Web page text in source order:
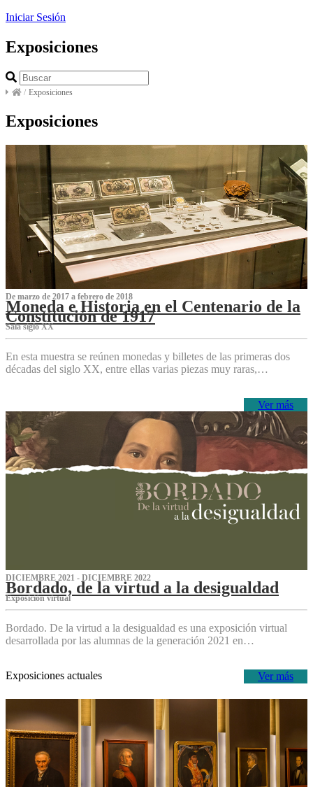
Iniciar Sesión
Exposiciones
/ Exposiciones
Exposiciones
De marzo de 2017 a febrero de 2018
Moneda e Historia en el Centenario de la
Constitución de 1917
Sala siglo XX
En esta muestra se reúnen monedas y billetes de las primeras dos
décadas del siglo XX, entre ellas varias piezas muy raras,…
Ver más
DICIEMBRE 2021 - DICIEMBRE 2022
Bordado, de la virtud a la desigualdad
Exposición virtual‌
Bordado. De la virtud a la desigualdad es una exposición virtual
desarrollada por las alumnas de la generación 2021 en…
Ver más
Exposiciones actuales